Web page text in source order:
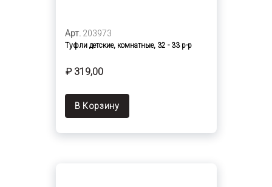
Арт. 203973
Туфли детские, комнатные, 32 - 33 р-р
₽ 319,00
В Корзину